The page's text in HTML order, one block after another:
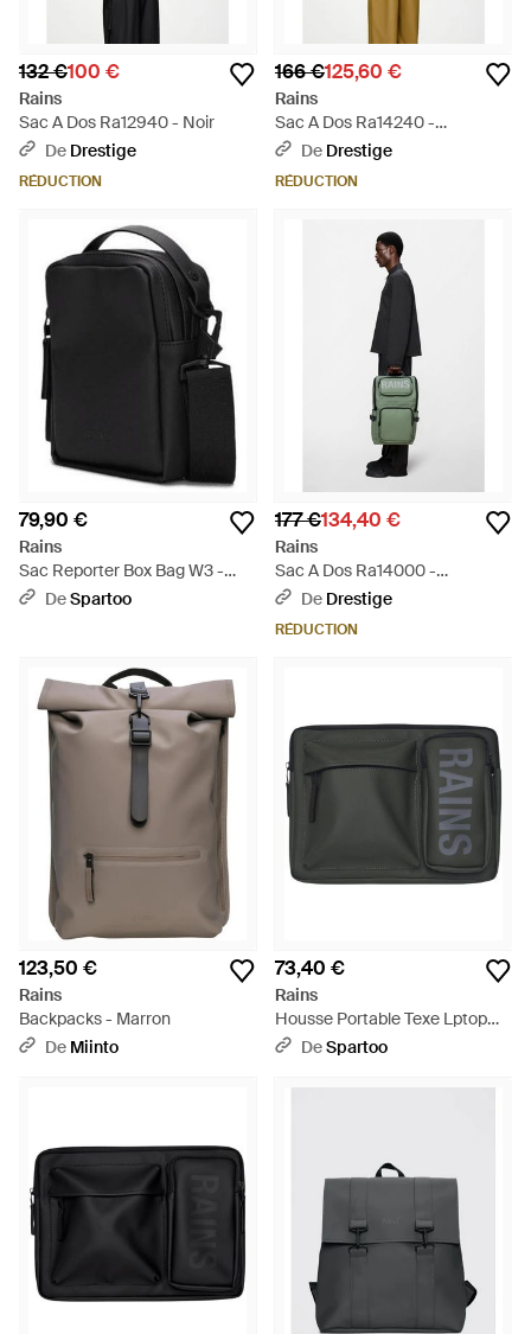
132 €100 €
Rains
Sac A Dos Ra12940 - Noir
De Drestige
RÉDUCTION
166 €125,60 €
Rains
Sac A Dos Ra14240 -
Multicolore
De Drestige
RÉDUCTION
79,90 €
Rains
Sac Reporter Box Bag W3 -
NoirDeSpartoo
177 €134,40 €
Rains
Sac A Dos Ra14000 -
Multicolore
De Drestige
RÉDUCTION
123,50 €
Rains
Backpacks - Marron
De Miinto
73,40 €
Rains
Housse Portable Texe Lptop
Cse 15' /16' W1 16670 - Noir
DeSpartoo